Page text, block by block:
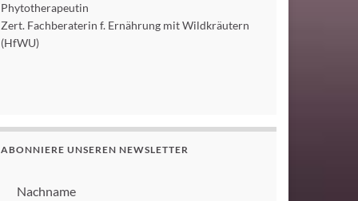
Phytotherapeutin
Zert. Fachberaterin f. Ernährung mit Wildkräutern
(HfWU)
ABONNIERE UNSEREN NEWSLETTER
Nachname